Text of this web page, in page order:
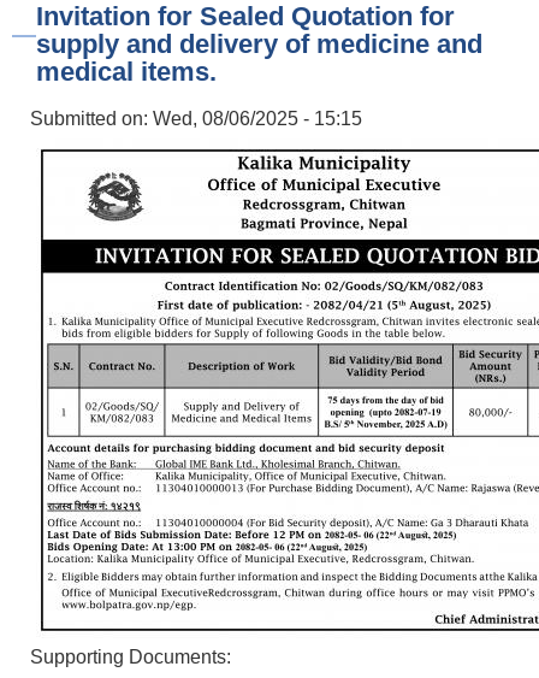
Invitation for Sealed Quotation for
supply and delivery of medicine and
medical items.
Submitted on: Wed, 08/06/2025 - 15:15
Supporting Documents: